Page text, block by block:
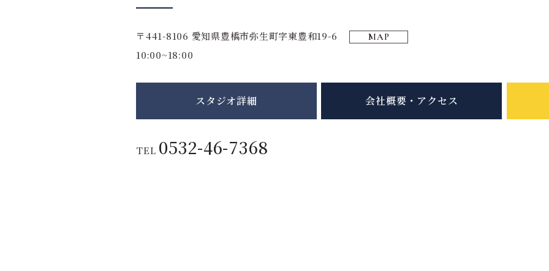
〒441-8106 愛知県豊橋市弥生町字東豊和19-6 MAP
10:00~18:00
スタジオ詳細 会社概要・アクセス
TEL 0532-46-7368